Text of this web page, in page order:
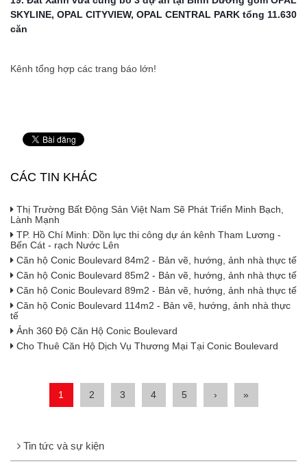
SKYLINE, OPAL CITYVIEW, OPAL CENTRAL PARK tổng 11.630
căn
Kênh tổng hợp các trang báo lớn!
CÁC TIN KHÁC
Thị Trường Bất Động Sản Việt Nam Sẽ Phát Triển Minh Bạch,
Lành Mạnh
TP. Hồ Chí Minh: Dồn lực thi công dự án kênh Tham Lương -
Bến Cát - rạch Nước Lên
Căn hộ Conic Boulevard 84m2 - Bản vẽ, hướng, ảnh nhà thực tế
Căn hộ Conic Boulevard 85m2 - Bản vẽ, hướng, ảnh nhà thực tế
Căn hộ Conic Boulevard 89m2 - Bản vẽ, hướng, ảnh nhà thực tế
Căn hộ Conic Boulevard 114m2 - Bản vẽ, hướng, ảnh nhà thực
tế
Ảnh 360 Độ Căn Hộ Conic Boulevard
Cho Thuê Căn Hộ Dịch Vụ Thương Mại Tại Conic Boulevard
1 2 3 4 5 › »
Tin tức và sự kiện